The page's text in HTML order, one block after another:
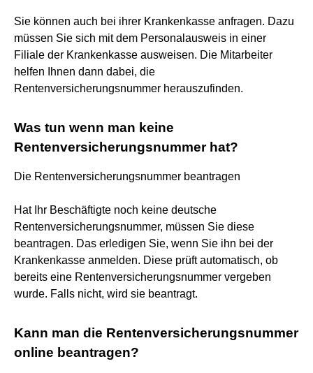
Sie können auch bei ihrer Krankenkasse anfragen. Dazu
müssen Sie sich mit dem Personalausweis in einer
Filiale der Krankenkasse ausweisen. Die Mitarbeiter
helfen Ihnen dann dabei, die
Rentenversicherungsnummer herauszufinden.
Was tun wenn man keine
Rentenversicherungsnummer hat?
Die Rentenversicherungsnummer beantragen
Hat Ihr Beschäftigte noch keine deutsche
Rentenversicherungsnummer, müssen Sie diese
beantragen. Das erledigen Sie, wenn Sie ihn bei der
Krankenkasse anmelden. Diese prüft automatisch, ob
bereits eine Rentenversicherungsnummer vergeben
wurde. Falls nicht, wird sie beantragt.
Kann man die Rentenversicherungsnummer
online beantragen?